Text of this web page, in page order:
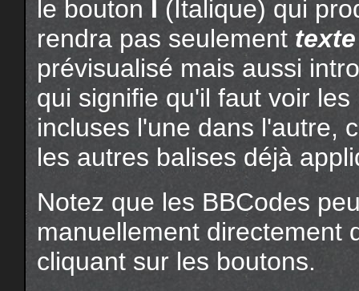
le bouton I (Italique) qui
rendra pas seulement texte
prévisualisé mais aussi
qui signifie qu'il faut voir
incluses l'une dans l'autre,
les autres balises déjà
Notez que les BBCodes
manuellement directement
cliquant sur les boutons.